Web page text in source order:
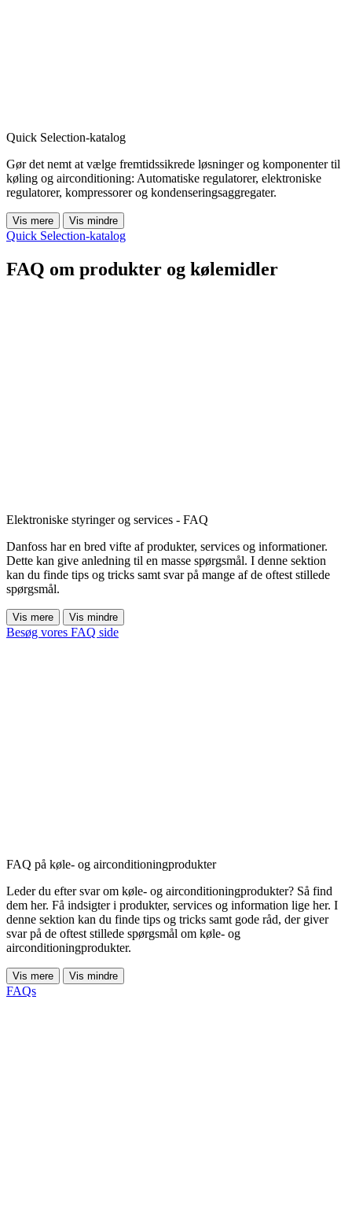
Quick Selection-katalog
Gør det nemt at vælge fremtidssikrede løsninger og komponenter til
køling og airconditioning: Automatiske regulatorer, elektroniske
regulatorer, kompressorer og kondenseringsaggregater.
Vis mere Vis mindre
Quick Selection-katalog
FAQ om produkter og kølemidler
Elektroniske styringer og services - FAQ
Danfoss har en bred vifte af produkter, services og informationer.
Dette kan give anledning til en masse spørgsmål. I denne sektion
kan du finde tips og tricks samt svar på mange af de oftest stillede
spørgsmål.
Vis mere Vis mindre
Besøg vores FAQ side
FAQ på køle- og airconditioningprodukter
Leder du efter svar om køle- og airconditioningprodukter? Så find
dem her. Få indsigter i produkter, services og information lige her. I
denne sektion kan du finde tips og tricks samt gode råd, der giver
svar på de oftest stillede spørgsmål om køle- og
airconditioningprodukter.
Vis mere Vis mindre
FAQs